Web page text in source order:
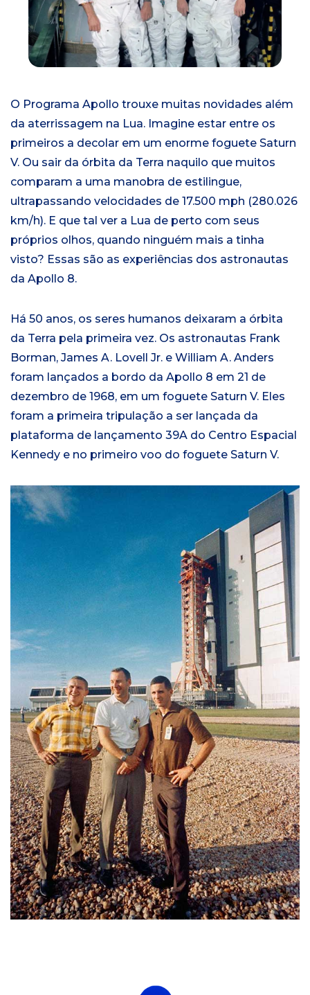
n
i
c
i
a
O Programa Apollo trouxe muitas novidades além
da aterrissagem na Lua. Imagine estar entre os
primeiros a decolar em um enorme foguete Saturn
V. Ou sair da órbita da Terra naquilo que muitos
comparam a uma manobra de estilingue,
ultrapassando velocidades de 17.500 mph (280.026
km/h). E que tal ver a Lua de perto com seus
próprios olhos, quando ninguém mais a tinha
visto? Essas são as experiências dos astronautas
da Apollo 8.
Há 50 anos, os seres humanos deixaram a órbita
da Terra pela primeira vez. Os astronautas Frank
Borman, James A. Lovell Jr. e William A. Anders
foram lançados a bordo da Apollo 8 em 21 de
dezembro de 1968, em um foguete Saturn V. Eles
foram a primeira tripulação a ser lançada da
plataforma de lançamento 39A do Centro Espacial
Kennedy e no primeiro voo do foguete Saturn V.